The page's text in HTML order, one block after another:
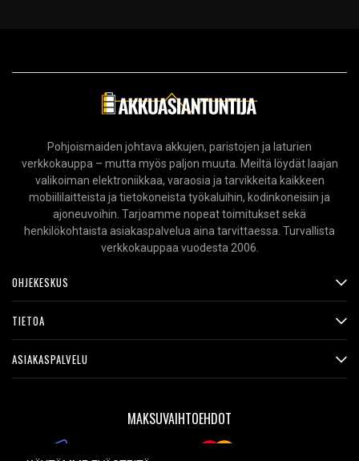
Pohjoismaiden johtava akkujen, paristojen ja laturien
verkkokauppa – mutta myös paljon muuta. Meiltä löydät laajan
valikoiman elektroniikkaa, varaosia ja tarvikkeita kaikkeen
mobiililaitteista ja tietokoneista työkaluihin, kodinkoneisiin ja
ajoneuvoihin. Tarjoamme nopeat toimitukset sekä
henkilökohtaista asiakaspalvelua aina tarvittaessa. Turvallista
verkkokauppaa vuodesta 2006.
OHJEKESKUS
TIETOA
ASIAKASPALVELU
MAKSUVAIHTOEHDOT